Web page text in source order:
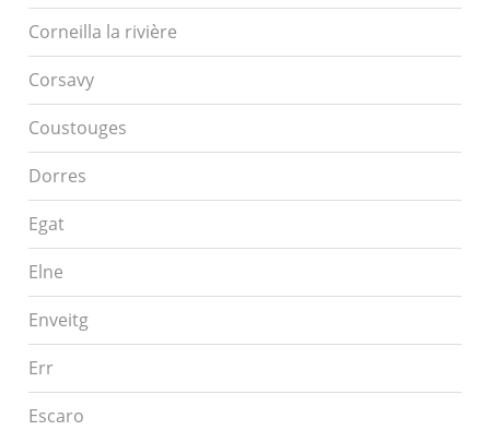
Corneilla la rivière
Corsavy
Coustouges
Dorres
Egat
Elne
Enveitg
Err
Escaro